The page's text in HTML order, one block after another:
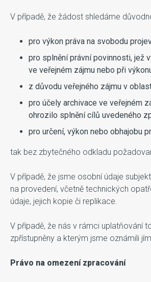
V případě, že žádost shledáme
pro výkon práva na svobodu
pro splnění právní povinnosti, jež
ve veřejném zájmu nebo při
z důvodu veřejného zájmu v
pro účely archivace ve veřejném
ohrozilo splnění cílů uvedeného
pro určení, výkon nebo obhajobu
tak bez zbytečného odkladu
V případě, že jsme osobní údaje
na provedení, včetně technických
údaje, jejich kopie či replikace.
V případě, že nás v rámci uplatňování
zpřístupněny a kterým jsme oznámili
Právo na omezení zpracování